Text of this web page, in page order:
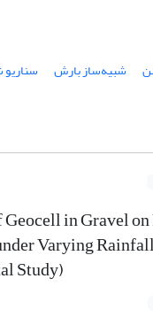
شبیه‌ساز بارش
in Gravel
Varying
Study)